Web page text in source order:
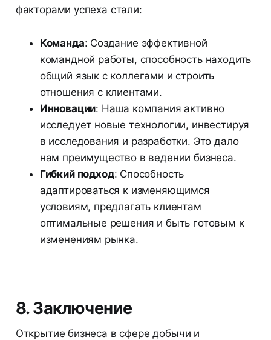
факторами успеха стали:
Команда: Создание эффективной
командной работы, способность находить
общий язык с коллегами и строить
отношения с клиентами.
Инновации: Наша компания активно
исследует новые технологии, инвестируя
в исследования и разработки. Это дало
нам преимущество в ведении бизнеса.
Гибкий подход: Способность
адаптироваться к изменяющимся
условиям, предлагать клиентам
оптимальные решения и быть готовым к
изменениям рынка.
8. Заключение
Открытие бизнеса в сфере добычи и